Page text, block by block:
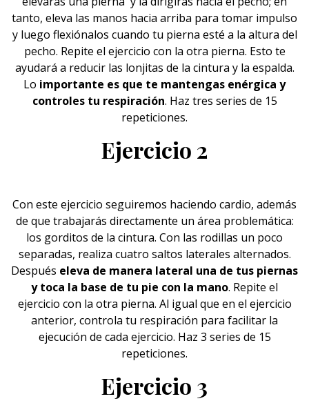
tanto, eleva las manos hacia arriba para tomar impulso
y luego flexiónalos cuando tu pierna esté a la altura del
pecho. Repite el ejercicio con la otra pierna. Esto te
ayudará a reducir las lonjitas de la cintura y la espalda.
Lo importante es que te mantengas enérgica y
controles tu respiración. Haz tres series de 15
repeticiones.
Ejercicio 2
Con este ejercicio seguiremos haciendo cardio, además
de que trabajarás directamente un área problemática:
los gorditos de la cintura. Con las rodillas un poco
separadas, realiza cuatro saltos laterales alternados.
Después eleva de manera lateral una de tus piernas
y toca la base de tu pie con la mano. Repite el
ejercicio con la otra pierna. Al igual que en el ejercicio
anterior, controla tu respiración para facilitar la
ejecución de cada ejercicio. Haz 3 series de 15
repeticiones.
Ejercicio 3